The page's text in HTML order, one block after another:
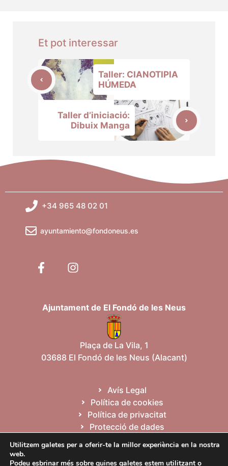
Et pot interessar
Taller: CIANOTIPIA
HÚMEDA
Taller d’iniciació:
Dibuix Manga
+34 965 48 02 01
ayuntamiento@fondoneus.es
Ajuntament de El Fondó de les Neus
Plaça de La Vila, 1
03688 El Fondó de les Neus (Alacant)
Avís Legal
Política de cookies
Política de privacitat
Protecció de dades
Utilitzem galetes per a oferir-te la millor experiència en la nostra
web.
Podeu esbrinar més sobre quines galetes estem utilitzant o